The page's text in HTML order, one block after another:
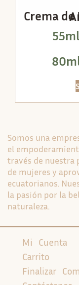
Somos una
el
través de nuestra
de mujeres y
ecuatorianos.
la pasión por la
naturaleza.
Mi Cuenta
Carrito
Finalizar